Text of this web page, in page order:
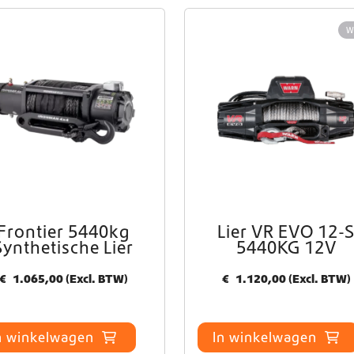
Wereldwijde verzending
Crafter en Sprinter campervan-uitrusting
5440kg
Lier
€ 1.065,00(Excl. BTW)
winkelwagen
Lier VR EVO 12-S
5440KG 12V
€ 1.120,00(Excl. BTW)
In winkelwagen